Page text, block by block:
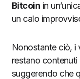
Bitcoin in
un calo
Nonostante ciò, i
restano
suggerendo che